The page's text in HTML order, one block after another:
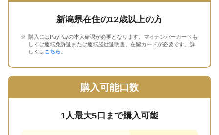
新潟県在住の12歳以上の方
購入にはPayPayの本人確認が必要となります。マイナンバーカードも
しくは運転免許証または運転経歴証明書、在留カードが必要です。詳
しくはこちら
購入可能口数
1人最大5口まで購入可能